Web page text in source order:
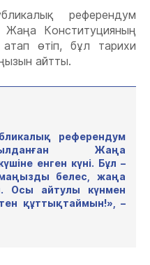
референдум
Жаңа Конституцияның
атап өтіп, бұл тарихи
айтты.
референдум
Жаңа
енген күні. Бұл –
маңызды белес, жаңа
Осы айтулы күнмен
құттықтаймын!», –